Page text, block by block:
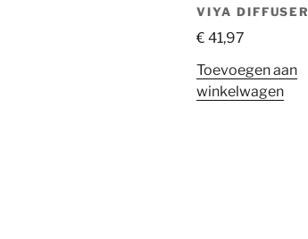
VIYA DIFFUSER
€ 41,97
Toevoegen aan
winkelwagen